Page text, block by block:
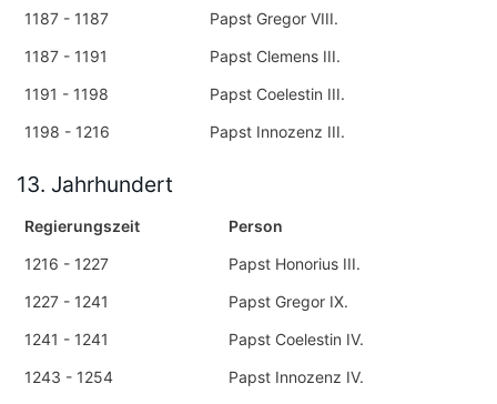
1187 - 1187
Papst Gregor VIII.
1187 - 1191
Papst Clemens III.
1191 - 1198
Papst Coelestin III.
1198 - 1216
Papst Innozenz III.
13. Jahrhundert
Regierungszeit
Person
1216 - 1227
Papst Honorius III.
1227 - 1241
Papst Gregor IX.
1241 - 1241
Papst Coelestin IV.
1243 - 1254
Papst Innozenz IV.